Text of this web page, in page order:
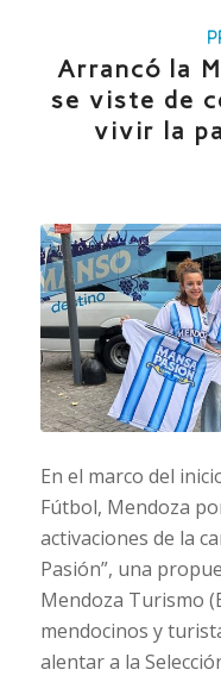
Arrancó la
se viste de
vivir la
En el marco del
Fútbol, Mendoza
activaciones de la
Pasión”, una
Mendoza Turismo
mendocinos y
alentar a la